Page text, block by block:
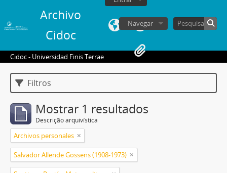
Archivo
Cidoc
Navegar
Cidoc - Universidad Finis Terrae
Filtros
Mostrar 1 resultados
Descrição arquivística
Archivos personales
Salvador Allende Gossens (1908-1973)